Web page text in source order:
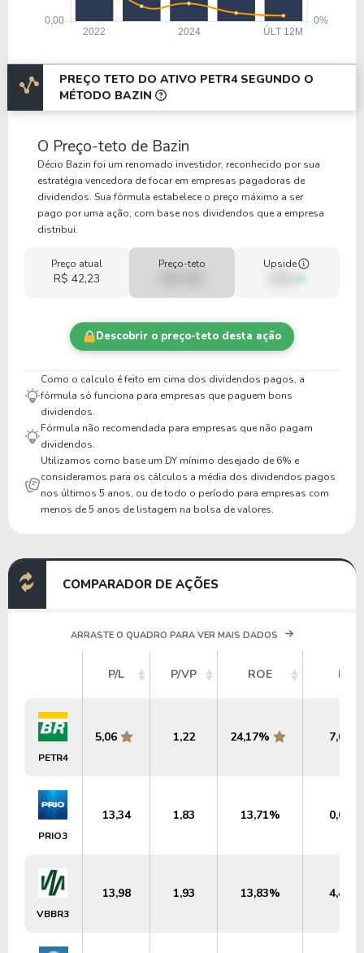
PREÇO TETO DO ATIVO PETR4 SEGUNDO O
MÉTODO BAZIN
O Preço-teto de Bazin
Décio Bazin foi um renomado investidor, reconhecido por sua
estratégia vencedora de focar em empresas pagadoras de
dividendos. Sua fórmula estabelece o preço máximo a ser
pago por uma ação, com base nos dividendos que a empresa
distribui.
Preço atual
R$ 42,23
Preço-teto Upside
Descobrir o preço-teto desta ação
Como o calculo é feito em cima dos dividendos pagos, a
fórmula só funciona para empresas que paguem bons
dividendos.
Fórmula não recomendada para empresas que não pagam
dividendos.
Utilizamos como base um DY mínimo desejado de 6% e
consideramos para os cálculos a média dos dividendos pagos
nos últimos 5 anos, ou de todo o período para empresas com
menos de 5 anos de listagem na bolsa de valores.
COMPARADOR DE AÇÕES
ARRASTE O QUADRO PARA VER MAIS DADOS
P/L P/VP ROE DY
PETR4
5,06 1,22 24,17% 7,02%
PRIO3
13,34 1,83 13,71% 0,00%
VBBR3
13,98 1,93 13,83% 4,45%